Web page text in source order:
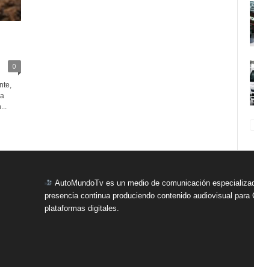
0
AutoMundoTv es un medio de comunicación
presencia continua produciendo contenido audiovisual
plataformas digitales.